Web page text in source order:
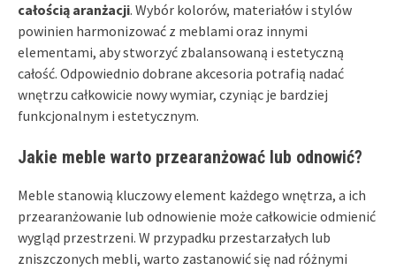
całością aranżacji. Wybór kolorów, materiałów i stylów
powinien harmonizować z meblami oraz innymi
elementami, aby stworzyć zbalansowaną i estetyczną
całość. Odpowiednio dobrane akcesoria potrafią nadać
wnętrzu całkowicie nowy wymiar, czyniąc je bardziej
funkcjonalnym i estetycznym.
Jakie meble warto przearanżować lub odnowić?
Meble stanowią kluczowy element każdego wnętrza, a ich
przearanżowanie lub odnowienie może całkowicie odmienić
wygląd przestrzeni. W przypadku przestarzałych lub
zniszczonych mebli, warto zastanowić się nad różnymi